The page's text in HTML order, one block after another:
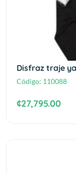
Disfraz traje
Código: 110088
¢27,795.00